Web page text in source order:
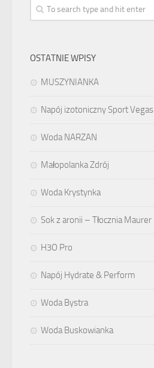
OSTATNIE WPISY
MUSZYNIANKA
Napój izotoniczny Sport Vegas
Woda NARZAN
Małopolanka Zdrój
Woda Krystynka
Sok z aronii – Tłocznia Maurer
H3O Pro
Napój Hydrate & Perform
Woda Bystra
Woda Buskowianka